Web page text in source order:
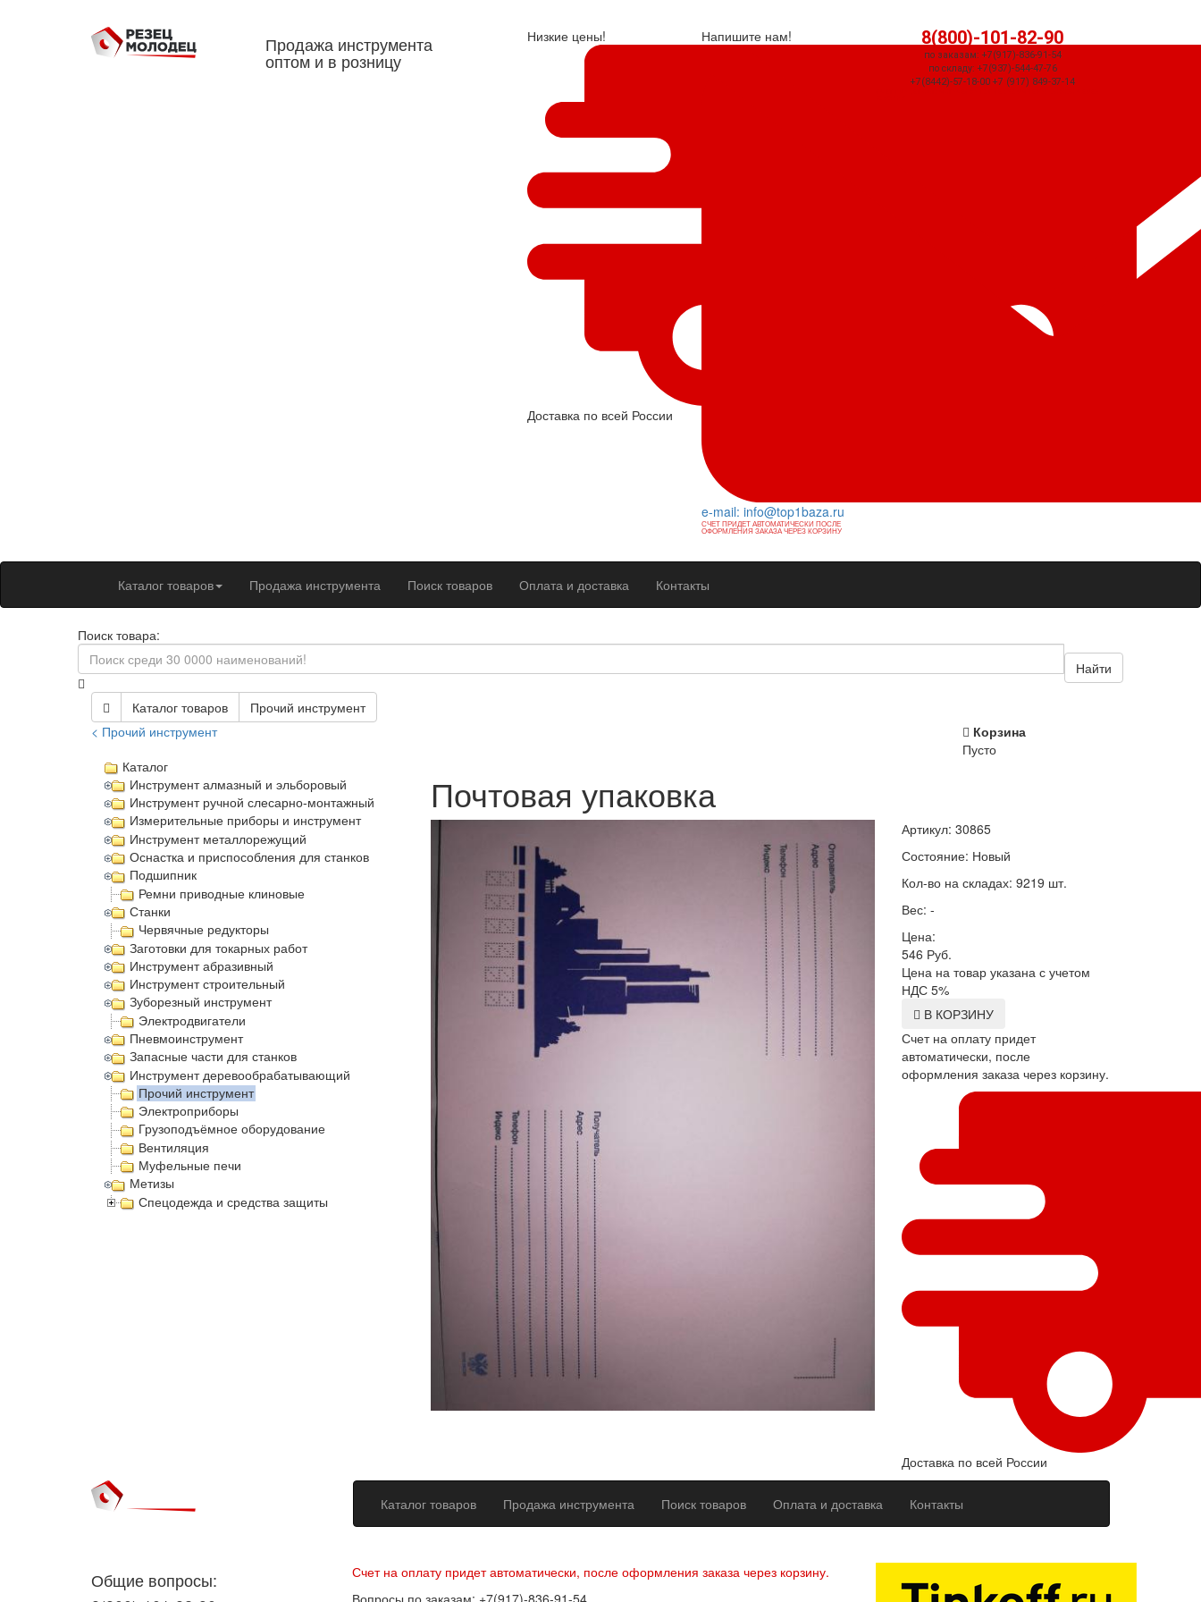
Продажа инструмента
оптом и в розницу
Низкие цены!
Доставка по всей России
Напишите нам!
e-mail: info@top1baza.ru
СЧЕТ ПРИДЕТ АВТОМАТИЧЕСКИ ПОСЛЕ
ОФОРМЛЕНИЯ ЗАКАЗА ЧЕРЕЗ КОРЗИНУ
8(800)-101-82-90
по заказам: +7(917)-836-91-54
по складу: +7(937)-544-47-76
+7(8442)-57-18-00 +7 (917) 849-37-14
Каталог товаров Продажа инструмента Поиск товаров Оплата и доставка Контакты
Поиск товара:
Найти
Каталог товаров
Прочий инструмент
< Прочий инструмент
Корзина
Пусто
Каталог
Инструмент алмазный и эльборовый
Инструмент ручной слесарно-монтажный
Измерительные приборы и инструмент
Инструмент металлорежущий
Оснастка и приспособления для станков
Подшипник
Ремни приводные клиновые
Станки
Червячные редукторы
Заготовки для токарных работ
Инструмент абразивный
Инструмент строительный
Зуборезный инструмент
Электродвигатели
Пневмоинструмент
Запасные части для станков
Инструмент деревообрабатывающий
Прочий инструмент
Электроприборы
Грузоподъёмное оборудование
Вентиляция
Муфельные печи
Метизы
Спецодежда и средства защиты
Почтовая упаковка
Артикул: 30865
Состояние: Новый
Кол-во на складах: 9219 шт.
Вес: -
Цена:
546 Руб.
Цена на товар указана с учетом
НДС 5%
В КОРЗИНУ
Счет на оплату придет
автоматически, после
оформления заказа через корзину.
Доставка по всей России
Каталог товаров Продажа инструмента Поиск товаров Оплата и доставка Контакты
Общие вопросы:
Счет на оплату придет автоматически, после оформления заказа через корзину.
Вопросы по заказам: +7(917)-836-91-54